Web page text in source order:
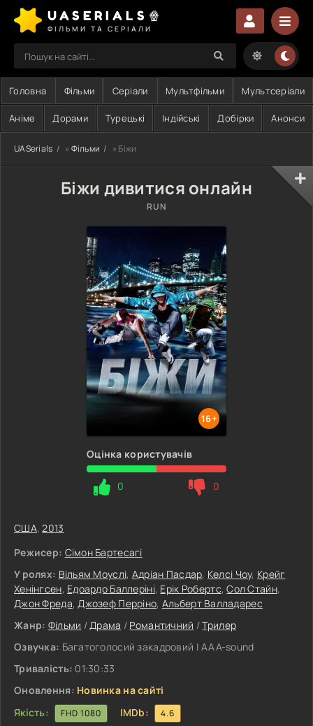
UASERIALS🍿
ФІЛЬМИ ТА СЕРІАЛИ
Головна Фільми Серіали Мультфільми Мультсеріали
Аніме Дорами Турецькі Індійські Добірки Анонси
UASerials » Фільми » Біжи
Біжи дивитися онлайн
RUN
16+
Оцінка користувачів
0 0
США,2013
Режисер: Сімон Бартесагі
У ролях: Вільям Моуслі, Адріан Пасдар, Келсі Чоу, Крейг
Хенінгсен, Едоардо Баллеріні, Ерік Робертс,Сол Стайн,
Джон Фреда,Джозеф Перріно, Альберт Валладарес
Жанр: Фільми /Драма / Романтичний /Трилер
Озвучка: Багатоголосий закадровий | ААА-sound
Тривалість: 01:30:33
Оновлення: Новинка на сайті
Якість:
FHD 1080 IMDb: 4.6